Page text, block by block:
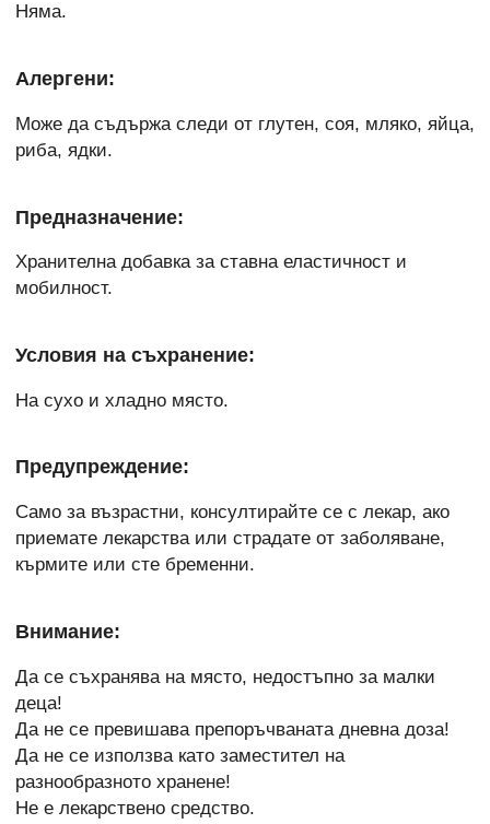
Няма.
Алергени:
Може да съдържа следи от глутен, соя, мляко, яйца,
риба, ядки.
Предназначение:
Хранителна добавка за ставна еластичност и
мобилност.
Условия на съхранение:
На сухо и хладно място.
Предупреждение:
Само за възрастни, консултирайте се с лекар, ако
приемате лекарства или страдате от заболяване,
кърмите или сте бременни.
Внимание:
Да се съхранява на място, недостъпно за малки
деца!
Да не се превишава препоръчваната дневна доза!
Да не се използва като заместител на
разнообразното хранене!
Не е лекарствено средство.